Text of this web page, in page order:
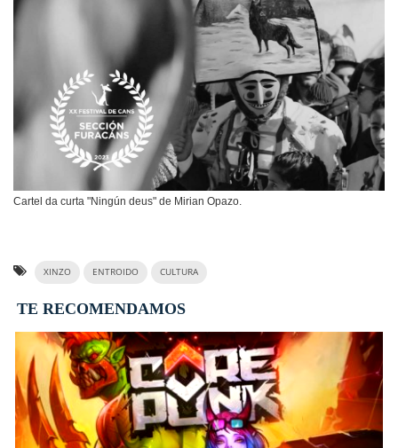
Cartel da curta "Ningún deus" de Mirian Opazo.
XINZO ENTROIDO CULTURA
TE RECOMENDAMOS